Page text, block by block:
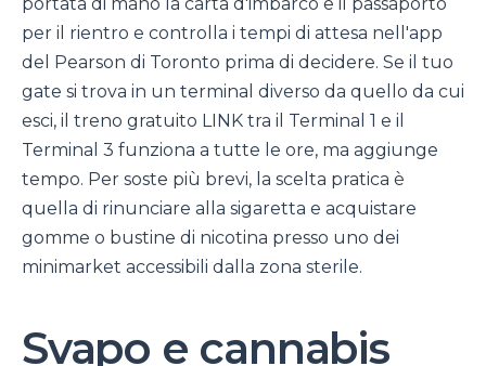
per il rientro e controlla i tempi di attesa nell'app
del Pearson di Toronto prima di decidere. Se il tuo
gate si trova in un terminal diverso da quello da cui
esci, il treno gratuito LINK tra il Terminal 1 e il
Terminal 3 funziona a tutte le ore, ma aggiunge
tempo. Per soste più brevi, la scelta pratica è
quella di rinunciare alla sigaretta e acquistare
gomme o bustine di nicotina presso uno dei
minimarket accessibili dalla zona sterile.
Svapo e cannabis